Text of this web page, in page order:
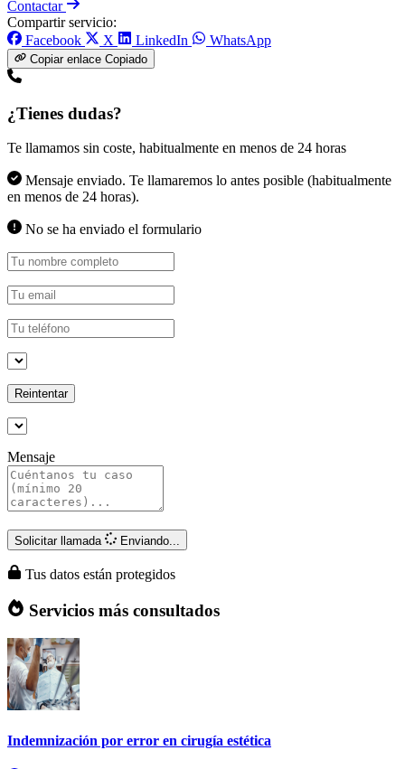
Contactar
Compartir servicio:
Facebook
X LinkedIn WhatsApp
Copiar enlace Copiado
¿Tienes dudas?
Te llamamos sin coste, habitualmente en menos de 24 horas
Mensaje enviado. Te llamaremos lo antes posible (habitualmente
en menos de 24 horas).
No se ha enviado el formulario
Reintentar
Mensaje
Solicitar llamada Enviando...
Tus datos están protegidos
Servicios más consultados
Indemnización por error en cirugía estética